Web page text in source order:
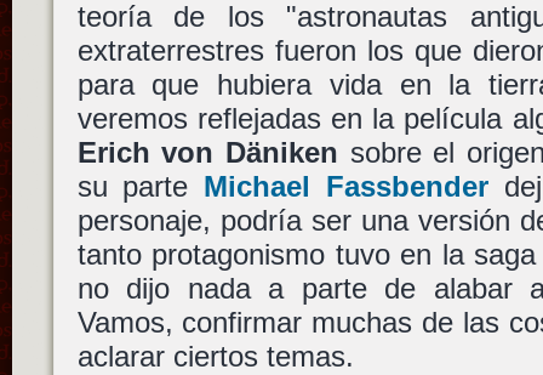
teoría de los "astronautas
extraterrestres fueron los que
para que hubiera vida en la
veremos reflejadas en la película
Erich von Däniken sobre el
su parte Michael Fassbender
personaje, podría ser una versión
tanto protagonismo tuvo en la
no dijo nada a parte de alabar
Vamos, confirmar muchas de las
aclarar ciertos temas.